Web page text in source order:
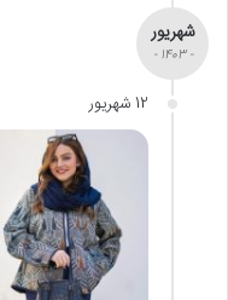
شهریور
- 1403 -
12 شهریور